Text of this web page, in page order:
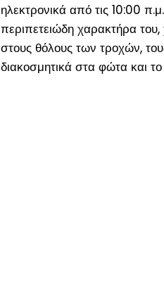
ηλεκτρονικά από τις 10:00
περιπετειώδη χαρακτήρα
στους θόλους των τροχών,
διακοσμητικά στα φώτα και